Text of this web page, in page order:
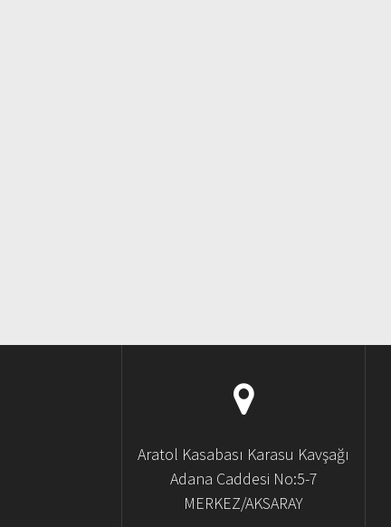
Aratol Kasabası Karasu Kavşağı
Adana Caddesi No:5-7
MERKEZ/AKSARAY